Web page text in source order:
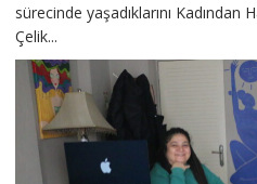
sürecinde yaşadıklarını Kadından
Çelik...